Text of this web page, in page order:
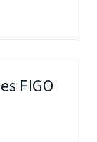
FIGO